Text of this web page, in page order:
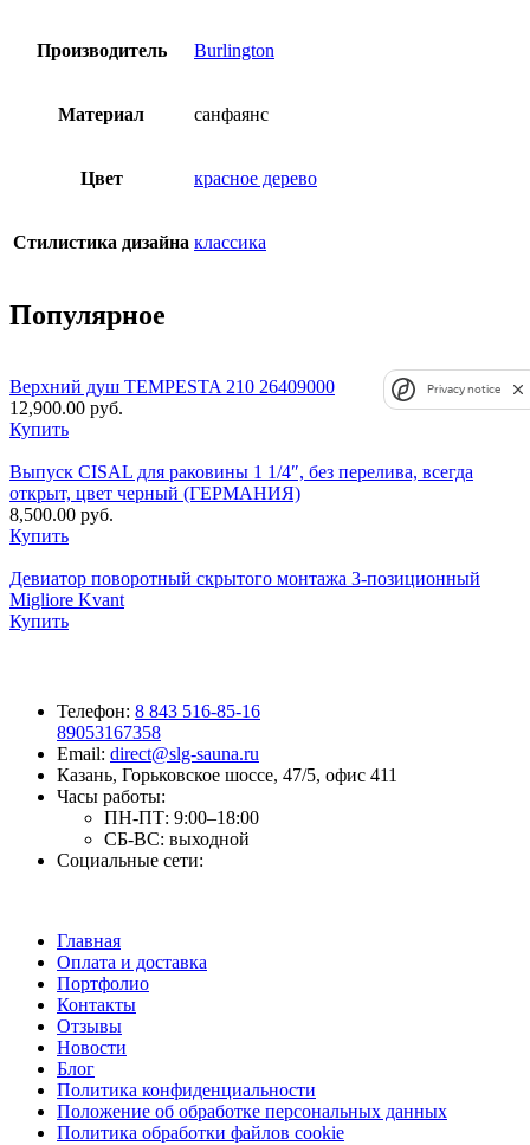
Производитель Burlington
Материал санфаянс
Цвет красное дерево
Стилистика дизайна классика
Популярное
Верхний душ TEMPESTA 210 26409000
12,900.00 руб.
Купить
Выпуск CISAL для раковины 1 1/4″, без перелива, всегда
открыт, цвет черный (ГЕРМАНИЯ)
8,500.00 руб.
Купить
Девиатор поворотный скрытого монтажа 3-позиционный
Migliore Kvant
Купить
Телефон: 8 843 516-85-16
89053167358
Email: direct@slg-sauna.ru
Казань, Горьковское шоссе, 47/5, офис 411
Часы работы:
ПН-ПТ: 9:00–18:00
СБ-ВС: выходной
Социальные сети:
Главная
Оплата и доставка
Портфолио
Контакты
Отзывы
Новости
Блог
Политика конфиденциальности
Положение об обработке персональных данных
Политика обработки файлов cookie
Privacy notice